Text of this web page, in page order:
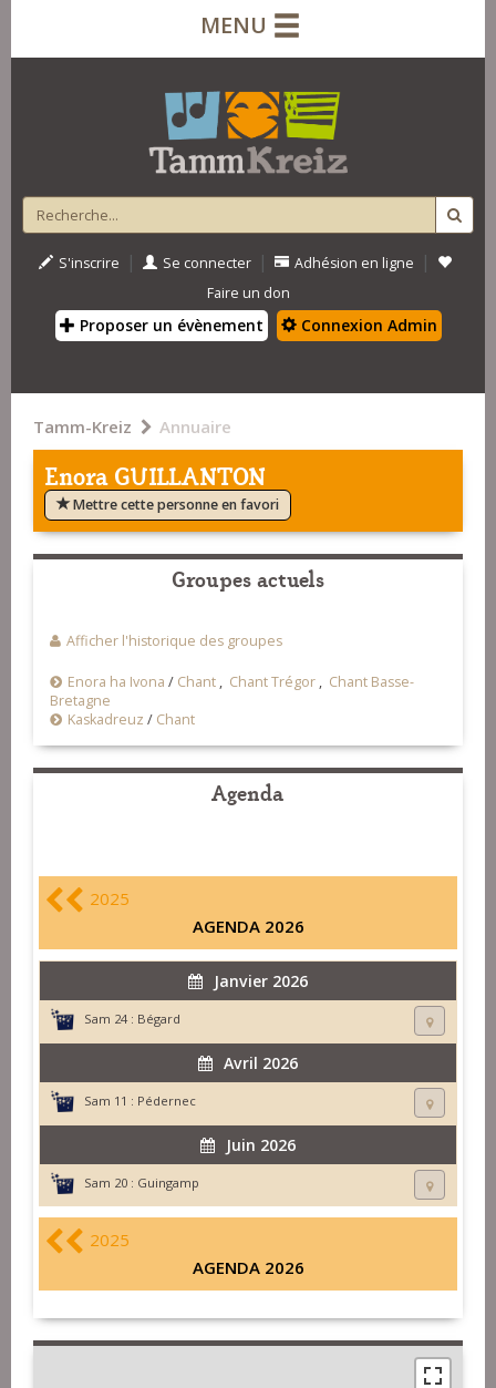
MENU
S'inscrire | Se connecter | Adhésion en ligne |
Faire un don
Proposer un évènement Connexion Admin
Tamm-Kreiz Annuaire
Enora GUILLANTON
Mettre cette personne en favori
Groupes actuels
Afficher l'historique des groupes
Enora ha Ivona / Chant , Chant Trégor , Chant Basse-
Bretagne
Kaskadreuz / Chant
Agenda
2025
AGENDA 2026
Janvier 2026
Sam 24 : Bégard
Avril 2026
Sam 11 : Pédernec
Juin 2026
Sam 20 : Guingamp
2025
AGENDA 2026